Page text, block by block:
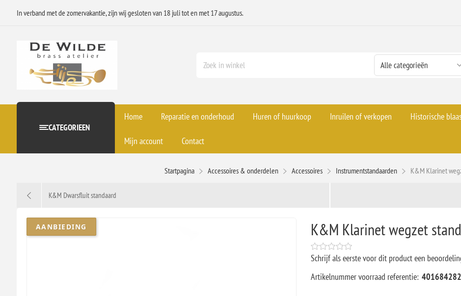
In verband met de zomervakantie, zijn wij gesloten van 18 juli tot en met 17 augustus.
CATEGORIEEN
Home Reparatie en onderhoud Huren of huurkoop Inruilen of verkopen Historische
Mijn account Contact
Startpagina Accessoires & onderdelen Accessoires Instrumentstandaarden K&M Klarinet
K&M Dwarsfluit standaard
AANBIEDING K&M Klarinet wegzet
Schrijf als eerste voor dit product een
Artikelnummer voorraad referentie: